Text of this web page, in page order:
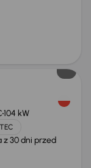
104 kW
z 30 dni przed